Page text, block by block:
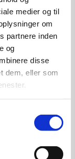
medier og til
om
partnere inden
og
disse
dem, eller som